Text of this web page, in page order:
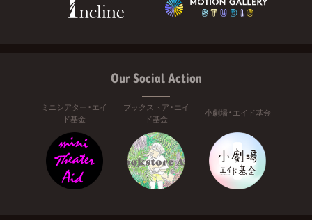
Our Social Action
ミニシアター・エイ
ド基金
ブックストア・エイ
ド基金
小劇場・エイド基金